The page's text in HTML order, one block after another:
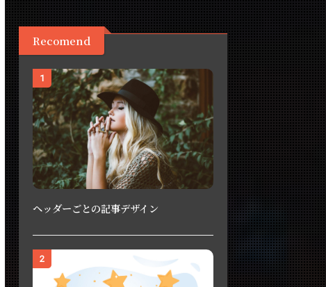
Recomend
1
ヘッダーごとの記事デザイン
2